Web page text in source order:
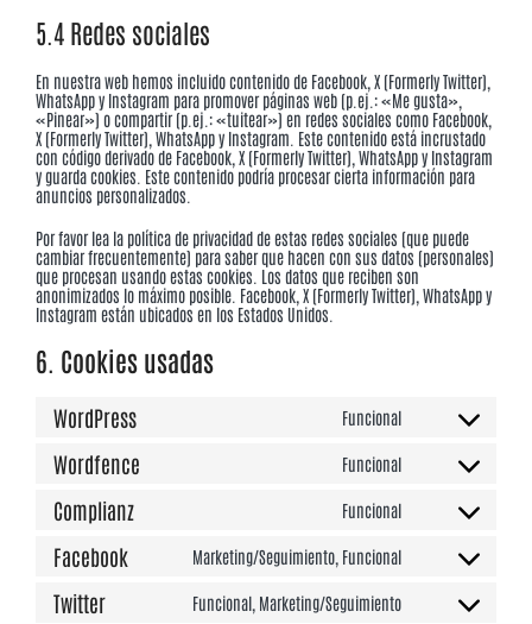
5.4 Redes sociales
En nuestra web hemos incluido contenido de Facebook, X (Formerly Twitter),
WhatsApp y Instagram para promover páginas web (p.ej.: «Me gusta»,
«Pinear») o compartir (p.ej.: «tuitear») en redes sociales como Facebook,
X (Formerly Twitter), WhatsApp y Instagram. Este contenido está incrustado
con código derivado de Facebook, X (Formerly Twitter), WhatsApp y Instagram
y guarda cookies. Este contenido podría procesar cierta información para
anuncios personalizados.
Por favor lea la política de privacidad de estas redes sociales (que puede
cambiar frecuentemente) para saber que hacen con sus datos (personales)
que procesan usando estas cookies. Los datos que reciben son
anonimizados lo máximo posible. Facebook, X (Formerly Twitter), WhatsApp y
Instagram están ubicados en los Estados Unidos.
6. Cookies usadas
WordPress Funcional
Consent
service
Wordfence Funcional
Consent
service
Complianz Funcional
Consent
service
Facebook Marketing/Seguimiento, Funcional
Consent
service
Twitter Funcional, Marketing/Seguimiento
Consent